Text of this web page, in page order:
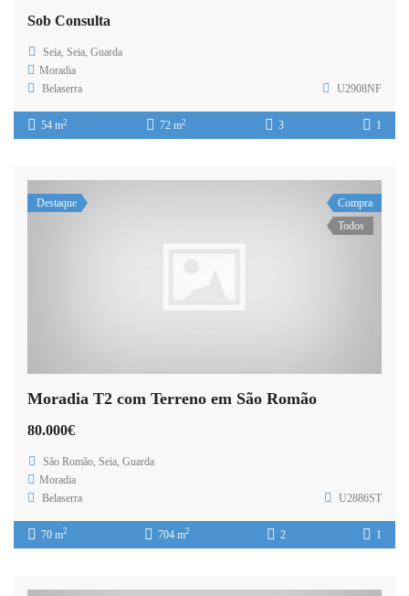
Sob Consulta
Seia, Seia, Guarda
Moradia
Belaserra
U2908NF
54 m2 72 m2 3 1
Destaque
Compra
Todos
Moradia T2 com Terreno em São Romão
80.000€
São Romão, Seia, Guarda
Moradia
Belaserra
U2886ST
70 m2 704 m2 2 1